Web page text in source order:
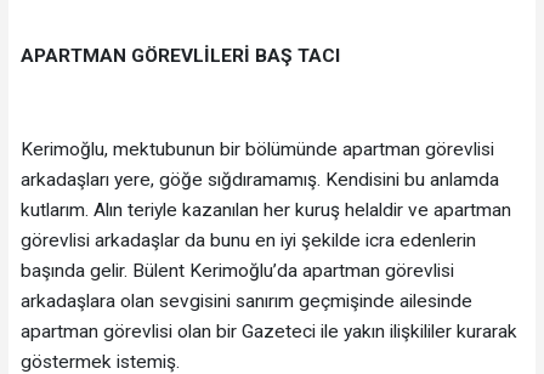
APARTMAN GÖREVLİLERİ BAŞ TACI
Kerimoğlu, mektubunun bir bölümünde apartman görevlisi
arkadaşları yere, göğe sığdıramamış. Kendisini bu anlamda
kutlarım. Alın teriyle kazanılan her kuruş helaldir ve apartman
görevlisi arkadaşlar da bunu en iyi şekilde icra edenlerin
başında gelir. Bülent Kerimoğlu’da apartman görevlisi
arkadaşlara olan sevgisini sanırım geçmişinde ailesinde
apartman görevlisi olan bir Gazeteci ile yakın ilişkililer kurarak
göstermek istemiş.